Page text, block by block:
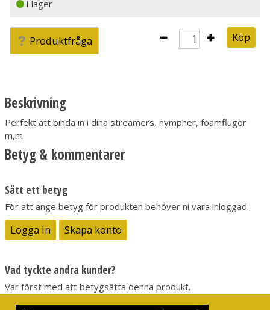
I lager
Produktfråga Köp
Beskrivning
Perfekt att binda in i dina streamers, nympher, foamflugor
m,m.
Betyg & kommentarer
Sätt ett betyg
För att ange betyg för produkten behöver ni vara inloggad.
Logga in Skapa konto
Vad tyckte andra kunder?
Var först med att betygsätta denna produkt.